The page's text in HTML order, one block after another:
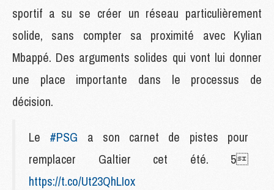
sportif a su se créer un réseau particulièrement
solide, sans compter sa proximité avec Kylian
Mbappé. Des arguments solides qui vont lui donner
une place importante dans le processus de
décision.
Le #PSG a son carnet de pistes pour
remplacer Galtier cet été. 5
https://t.co/Ut23QhLIox